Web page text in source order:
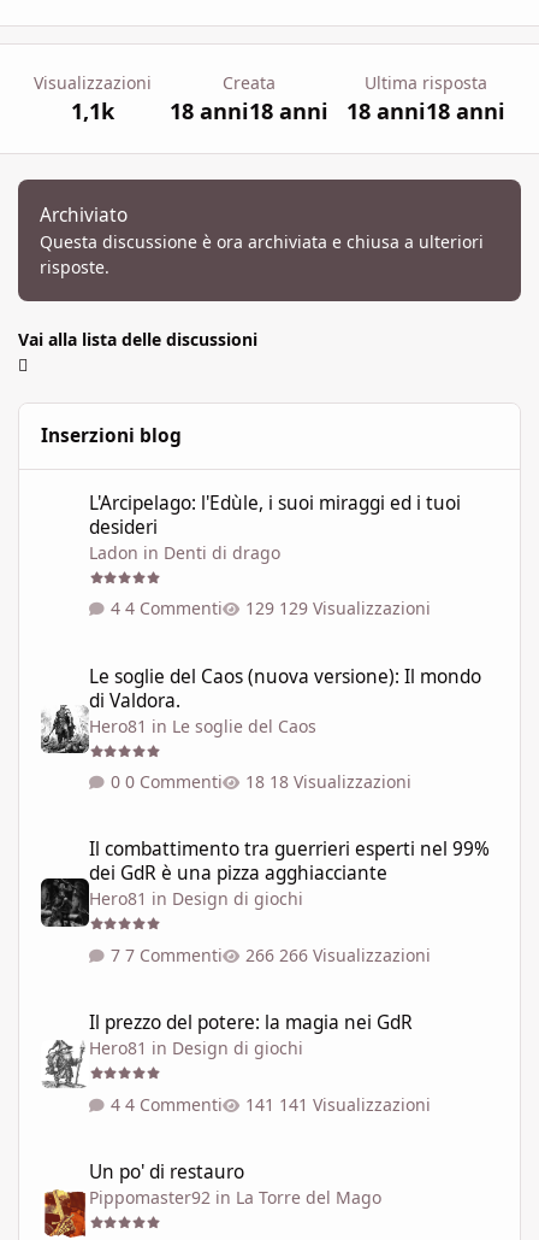
Visualizzazioni
1,1k
Creata
18 anni18 anni
Ultima risposta
18 anni18 anni
Archiviato
Questa discussione è ora archiviata e chiusa a ulteriori
risposte.
Vai alla lista delle discussioni
Inserzioni blog
L'Arcipelago: l'Edùle, i suoi miraggi ed i tuoi
desideri
Ladon in Denti di drago
4 Commenti 129 Visualizzazioni
Le soglie del Caos (nuova versione): Il mondo
di Valdora.
Hero81 in Le soglie del Caos
0 Commenti 18 Visualizzazioni
Il combattimento tra guerrieri esperti nel 99%
dei GdR è una pizza agghiacciante
Hero81 in Design di giochi
7 Commenti 266 Visualizzazioni
Il prezzo del potere: la magia nei GdR
Hero81 in Design di giochi
4 Commenti 141 Visualizzazioni
Un po' di restauro
Pippomaster92 in La Torre del Mago